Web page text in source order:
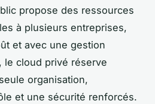
propose des ressources
à plusieurs entreprises,
et avec une gestion
le cloud privé réserve
organisation,
et une sécurité renforcés.